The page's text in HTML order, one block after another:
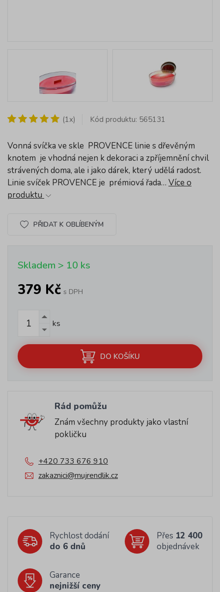
(1x) Kód produktu: 565131
Vonná svíčka ve skle PROVENCE linie s dřevěným
knotem je vhodná nejen k dekoraci a zpříjemnění chvil
strávených doma, ale i jako dárek, který udělá radost.
Linie svíček PROVENCE je prémiová řada… Více o
produktu
PŘIDAT K OBLÍBENÝM
Skladem > 10 ks
379 Kč s DPH
ks
DO KOŠÍKU
Rád pomůžu
Znám všechny produkty jako vlastní
pokličku
+420 733 676 910
zakaznici@mujrendlik.cz
Rychlost dodání
do 6 dnů
Přes 12 400
objednávek
Garance
nejnižší ceny